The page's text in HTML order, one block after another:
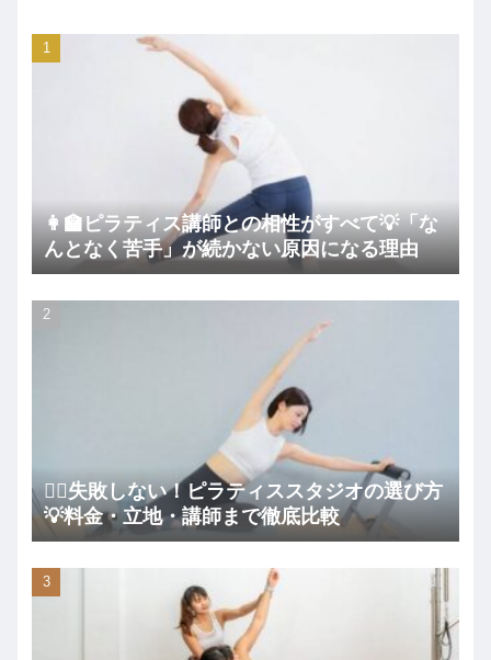
👩‍🏫ピラティス講師との相性がすべて💡「な
んとなく苦手」が続かない原因になる理由
🧘‍♀️失敗しない！ピラティススタジオの選び方
💡料金・立地・講師まで徹底比較